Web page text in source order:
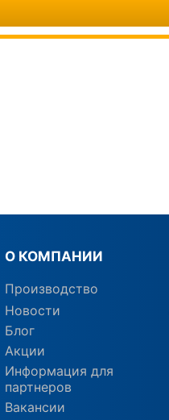
О КОМПАНИИ
Производство
Новости
Блог
Акции
Информация для
партнеров
Вакансии